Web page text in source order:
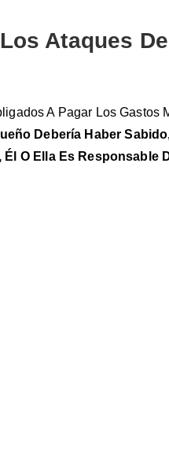
Ataques De
A Pagar Los Gastos
Debería Haber
O Ella Es Responsable